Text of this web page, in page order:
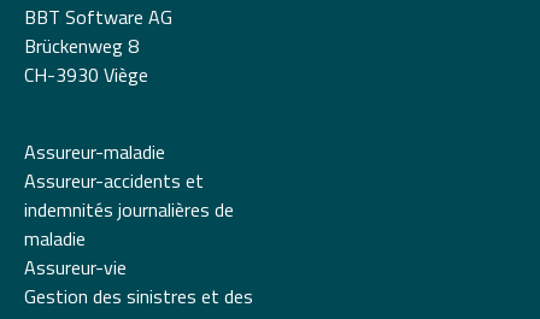
BBT Software AG
Brückenweg 8
CH-3930 Viège
Assureur-maladie
Assureur-accidents et
indemnités journalières de
maladie
Assureur-vie
Gestion des sinistres et des